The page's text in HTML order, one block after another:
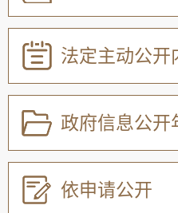
法定主动公开
政府信息公开
依申请公开